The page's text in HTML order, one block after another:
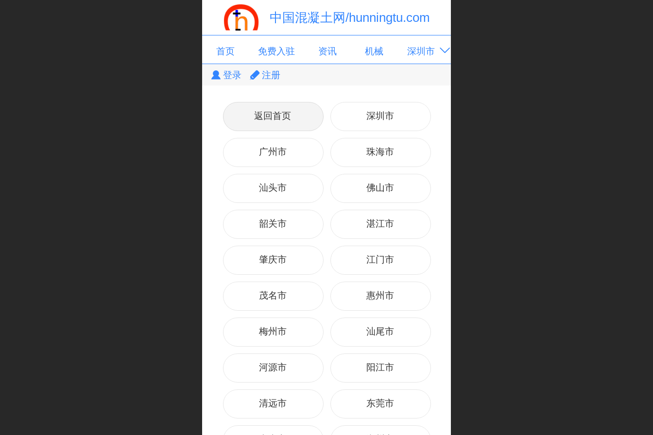
中国混凝土网/hunningtu.com
首页 免费入驻 资讯 机械 深圳市
广东省 搅拌站
登录 注册
返回首页 深圳市
广州市 珠海市
汕头市 佛山市
韶关市 湛江市
肇庆市 江门市
茂名市 惠州市
梅州市 汕尾市
河源市 阳江市
清远市 东莞市